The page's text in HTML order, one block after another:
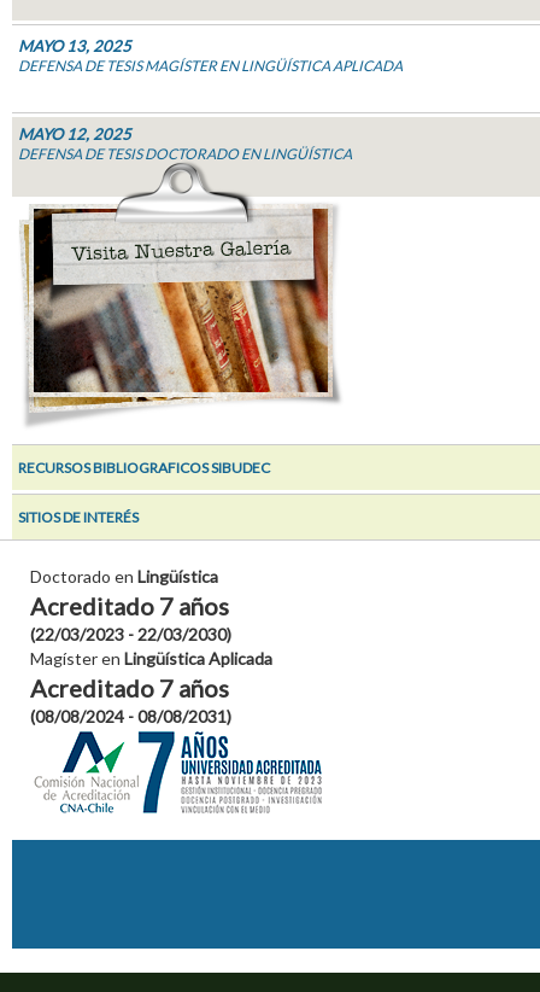
MAYO 13, 2025
DEFENSA DE TESIS MAGÍSTER EN LINGÜÍSTICA APLICADA
MAYO 12, 2025
DEFENSA DE TESIS DOCTORADO EN LINGÜÍSTICA
RECURSOS BIBLIOGRAFICOS SIBUDEC
SITIOS DE INTERÉS
Doctorado en Lingüística
Acreditado 7 años
(22/03/2023 - 22/03/2030)
Magíster en Lingüística Aplicada
Acreditado 7 años
(08/08/2024 - 08/08/2031)